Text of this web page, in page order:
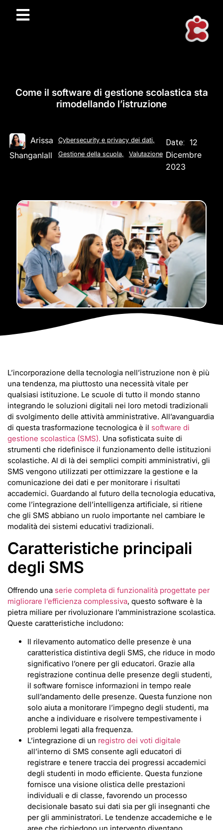
Come il software di gestione scolastica sta
rimodellando l’istruzione
Arissa
Shanganlall
Cybersecurity e privacy dei dati,
Gestione della scuola, Valutazione
Date: 12
Dicembre
2023
L’incorporazione della tecnologia nell’istruzione non è più
una tendenza, ma piuttosto una necessità vitale per
qualsiasi istituzione. Le scuole di tutto il mondo stanno
integrando le soluzioni digitali nei loro metodi tradizionali
di svolgimento delle attività amministrative. All’avanguardia
di questa trasformazione tecnologica è il software di
gestione scolastica (SMS). Una sofisticata suite di
strumenti che ridefinisce il funzionamento delle istituzioni
scolastiche. Al di là dei semplici compiti amministrativi, gli
SMS vengono utilizzati per ottimizzare la gestione e la
comunicazione dei dati e per monitorare i risultati
accademici. Guardando al futuro della tecnologia educativa,
come l’integrazione dell’intelligenza artificiale, si ritiene
che gli SMS abbiano un ruolo importante nel cambiare le
modalità dei sistemi educativi tradizionali.
Caratteristiche principali
degli SMS
Offrendo una serie completa di funzionalità progettate per
migliorare l’efficienza complessiva, questo software è la
pietra miliare per rivoluzionare l’amministrazione scolastica.
Queste caratteristiche includono:
Il rilevamento automatico delle presenze è una
caratteristica distintiva degli SMS, che riduce in modo
significativo l’onere per gli educatori. Grazie alla
registrazione continua delle presenze degli studenti,
il software fornisce informazioni in tempo reale
sull’andamento delle presenze. Questa funzione non
solo aiuta a monitorare l’impegno degli studenti, ma
anche a individuare e risolvere tempestivamente i
problemi legati alla frequenza.
L’integrazione di un registro dei voti digitale
all’interno di SMS consente agli educatori di
registrare e tenere traccia dei progressi accademici
degli studenti in modo efficiente. Questa funzione
fornisce una visione olistica delle prestazioni
individuali e di classe, favorendo un processo
decisionale basato sui dati sia per gli insegnanti che
per gli amministratori. Le tendenze accademiche e le
aree che richiedono un intervento diventano